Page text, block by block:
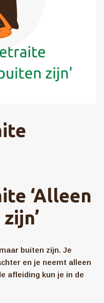
‘Alleen
buiten zijn. Je
en je neemt alleen
afleiding kun je in de